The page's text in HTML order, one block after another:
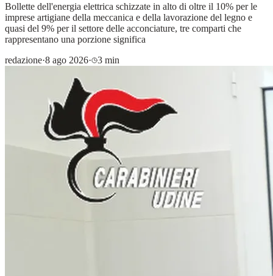
Bollette dell'energia elettrica schizzate in alto di oltre il 10% per le
imprese artigiane della meccanica e della lavorazione del legno e
quasi del 9% per il settore delle acconciature, tre comparti che
rappresentano una porzione significa
redazione·8 ago 2026· 3 min